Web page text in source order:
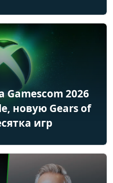
Gamescom 2026
новую Gears of
игр